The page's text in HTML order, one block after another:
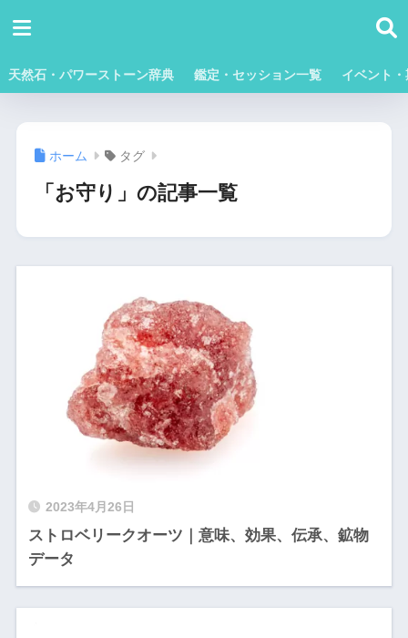
天然石・パワーストーン辞典 鑑定・セッション一覧 イベント
ホーム タグ
「お守り」の記事一覧
2023年4月26日
ストロベリークオーツ｜意味、効果、伝承、鉱物
データ